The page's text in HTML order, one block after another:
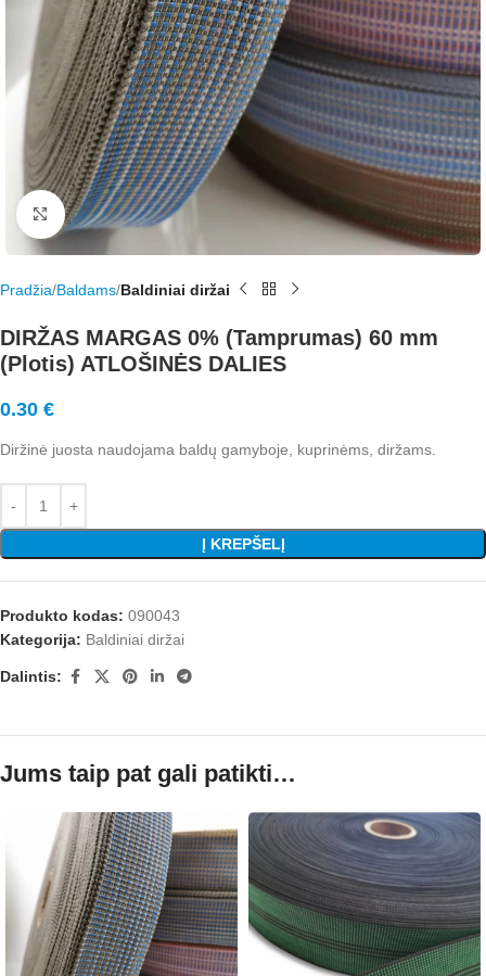
Rodyti nuotrauką visame ekrane
Pradžia Baldams Baldiniai diržai
DIRŽAS MARGAS 0% (Tamprumas) 60 mm
(Plotis) ATLOŠINĖS DALIES
0.30 €
Diržinė juosta naudojama baldų gamyboje, kuprinėms, diržams.
Į KREPŠELĮ
Produkto kodas: 090043
Kategorija: Baldiniai diržai
Dalintis:
Jums taip pat gali patikti…